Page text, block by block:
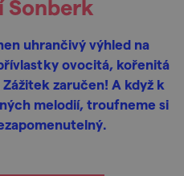
Sonberk
uhrančivý výhled na
ovocitá, kořenitá
zaručen! A když k
melodií, troufneme si